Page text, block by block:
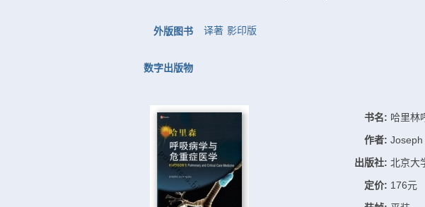
外版图书 译著 影印版
数字出版物
书名: 哈里林
作者:
出版社: 北京大
定价: 176元